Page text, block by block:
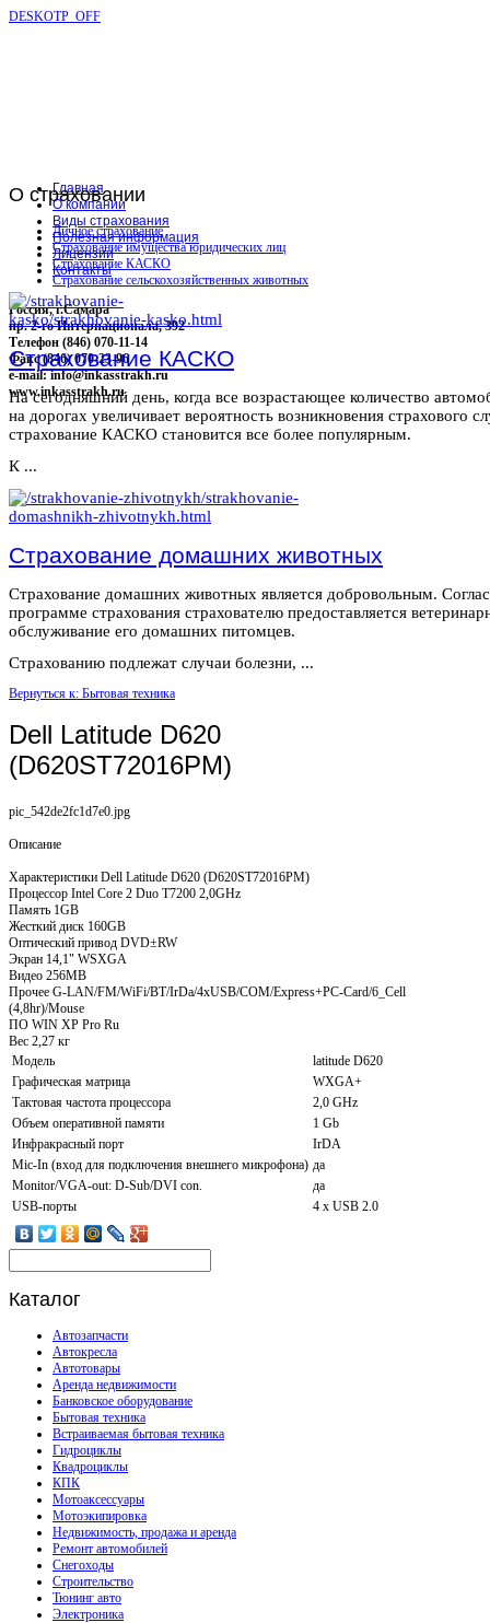
DESKOTP_OFF
О страховании
Личное страхование
Страхование имущества юридических лиц
Страхование КАСКО
Страхование сельскохозяйственных животных
Россия, г.Самара
пр. 2-го Интернационала, 392
Телефон (846) 070-11-14
Факс (846) 070-23-96
e-mail: info@inkasstrakh.ru
www.inkasstrakh.ru
Главная
О компании
Виды страхования
Полезная информация
Лицензии
Контакты
Страхование КАСКО
На сегодняшний день, когда все возрастающее количество
на дорогах увеличивает вероятность возникновения страхового
страхование КАСКО становится все более популярным.
К ...
Страхование домашних животных
Страхование домашних животных является добровольным.
программе страхования страхователю предоставляется
обслуживание его домашних питомцев.
Страхованию подлежат случаи болезни, ...
Вернуться к: Бытовая техника
Dell Latitude D620
(D620ST72016PM)
pic_542de2fc1d7e0.jpg
Описание
Характеристики Dell Latitude D620 (D620ST72016PM)
Процессор Intel Core 2 Duo T7200 2,0GHz
Память 1GB
Жесткий диск 160GB
Оптический привод DVD±RW
Экран 14,1" WSXGA
Видео 256MB
Прочее G-LAN/FM/WiFi/BT/IrDa/4xUSB/COM/Express+PC-Card/6_Cell
(4,8hr)/Mouse
ПО WIN XP Pro Ru
Вес 2,27 кг
Модель
latitude D620
Графическая матрица
WXGA+
Тактовая частота процессора
2,0 GHz
Объем оперативной памяти
1 Gb
Инфракрасный порт
IrDA
Mic-In (вход для подключения внешнего микрофона) да
Monitor/VGA-out: D-Sub/DVI con.
да
USB-порты
4 x USB 2.0
Каталог
Автозапчасти
Автокресла
Автотовары
Аренда недвижимости
Банковское оборудование
Бытовая техника
Встраиваемая бытовая техника
Гидроциклы
Квадроциклы
КПК
Мотоаксессуары
Мотоэкипировка
Недвижимость, продажа и аренда
Ремонт автомобилей
Снегоходы
Строительство
Тюнинг авто
Электроника